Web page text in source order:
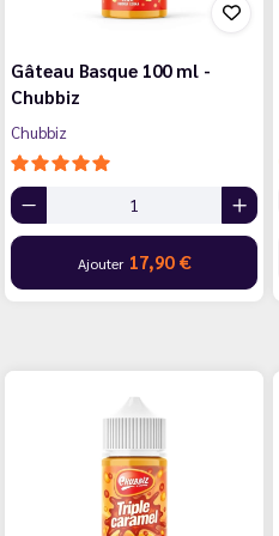
Gâteau Basque 100 ml -
Chubbiz
Chubbiz
Ajouter 17,90 €